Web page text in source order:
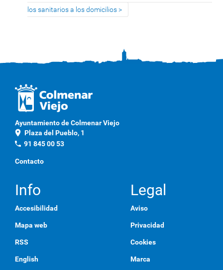
los sanitarios a los domicilios
Ayuntamiento de Colmenar Viejo
location_on Plaza del Pueblo, 1
phone 91 845 00 53
Contacto
Info
Accesibilidad
Mapa web
RSS
English
Legal
Aviso
Privacidad
Cookies
Marca